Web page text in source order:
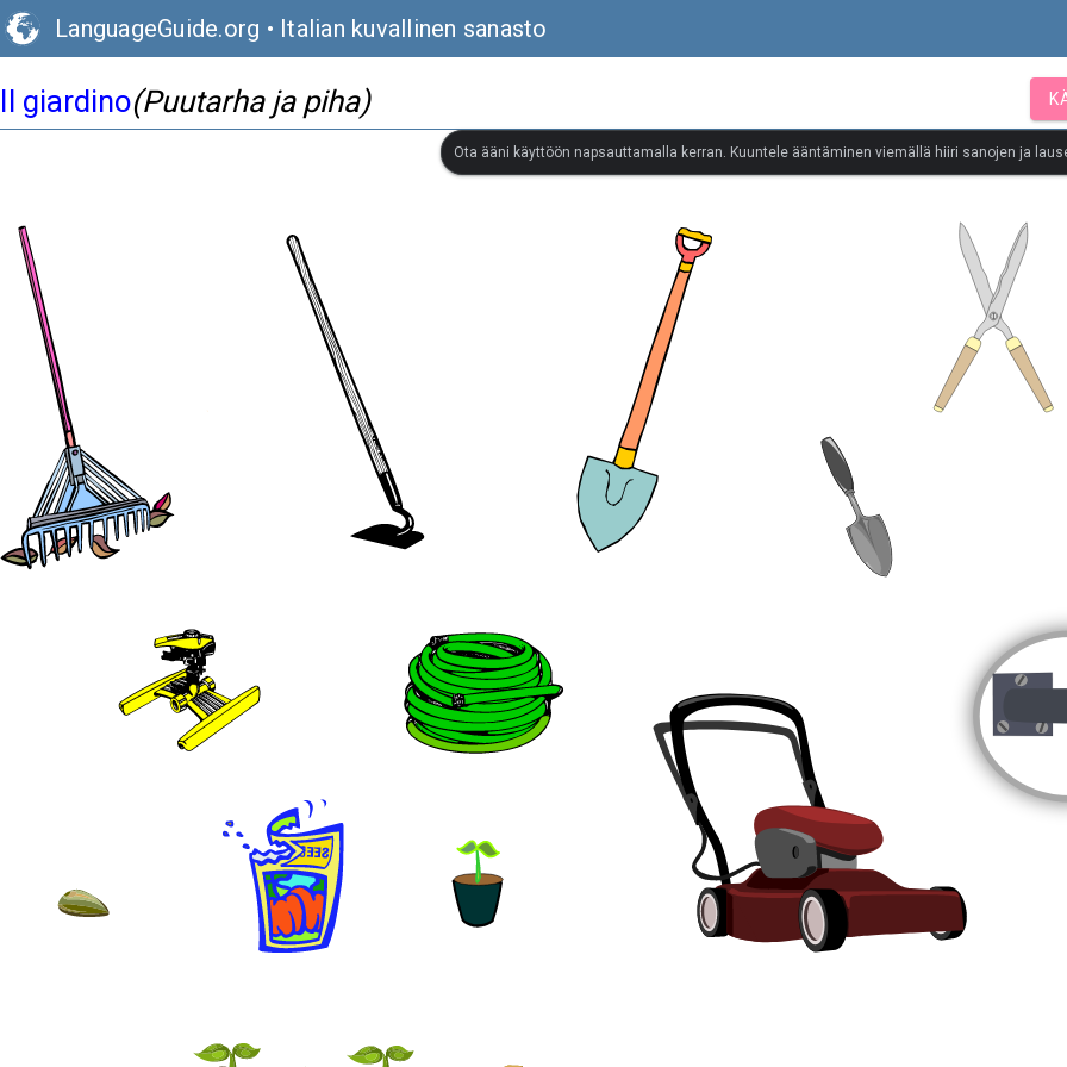
LanguageGuide.org • Italian kuvallinen sanasto
Il giardino(Puutarha ja piha)
Ota ääni käyttöön napsauttamalla kerran. Kuuntele ääntäminen viemällä hiiri sanojen ja